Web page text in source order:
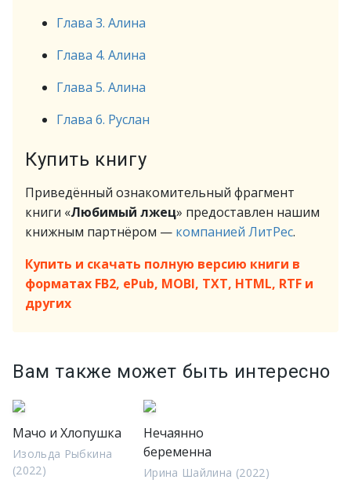
Глава 3. Алина
Глава 4. Алина
Глава 5. Алина
Глава 6. Руслан
Купить книгу
Приведённый ознакомительный фрагмент
книги «Любимый лжец» предоставлен нашим
книжным партнёром — компанией ЛитРес.
Купить и скачать полную версию книги в
форматах FB2, ePub, MOBI, TXT, HTML, RTF и
других
Вам также может быть интересно
Мачо и Хлопушка
Изольда Рыбкина
(2022)
Нечаянно
беременна
Ирина Шайлина (2022)